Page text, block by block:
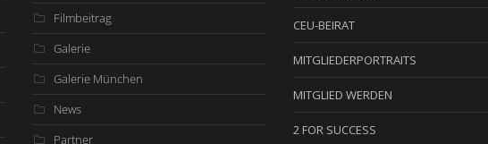
Filmbeitrag
Galerie
Galerie München
News
Partner
CEU-BEIRAT
MITGLIEDERPORTRAITS
MITGLIED WERDEN
2 FOR SUCCESS